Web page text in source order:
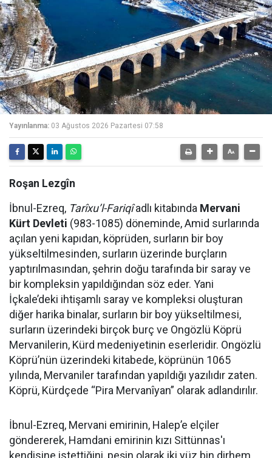
Yayınlanma: 03 Ağustos 2026 Pazartesi 07:58
Roşan Lezgîn
İbnul-Ezreq, Tarîxu’l-Fariqîadlı kitabında Mervani
Kürt Devleti (983-1085) döneminde, Amid surlarında
açılan yeni kapıdan, köprüden, surların bir boy
yükseltilmesinden, surların üzerinde burçların
yaptırılmasından, şehrin doğu tarafında bir saray ve
bir kompleksin yapıldığından söz eder. Yani
İçkale’deki ihtişamlı saray ve kompleksi oluşturan
diğer harika binalar, surların bir boy yükseltilmesi,
surların üzerindeki birçok burç ve Ongözlü Köprü
Mervanilerin, Kürd medeniyetinin eserleridir. Ongözlü
Köprü’nün üzerindeki kitabede, köprünün 1065
yılında, Mervaniler tarafından yapıldığı yazılıdır zaten.
Köprü, Kürdçede “Pira Mervanîyan” olarak adlandırılır.
İbnul-Ezreq, Mervani emirinin, Halep’e elçiler
göndererek, Hamdani emirinin kızı Sittünnas'ı
kendisine istettiğini, peşin olarak iki yüz bin dirhem